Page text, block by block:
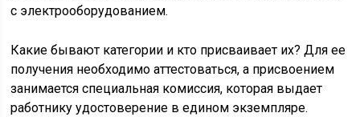
с электрооборудованием.
Какие бывают категории и кто присваивает их? Для ее
получения необходимо аттестоваться, а присвоением
занимается специальная комиссия, которая выдает
работнику удостоверение в едином экземпляре.